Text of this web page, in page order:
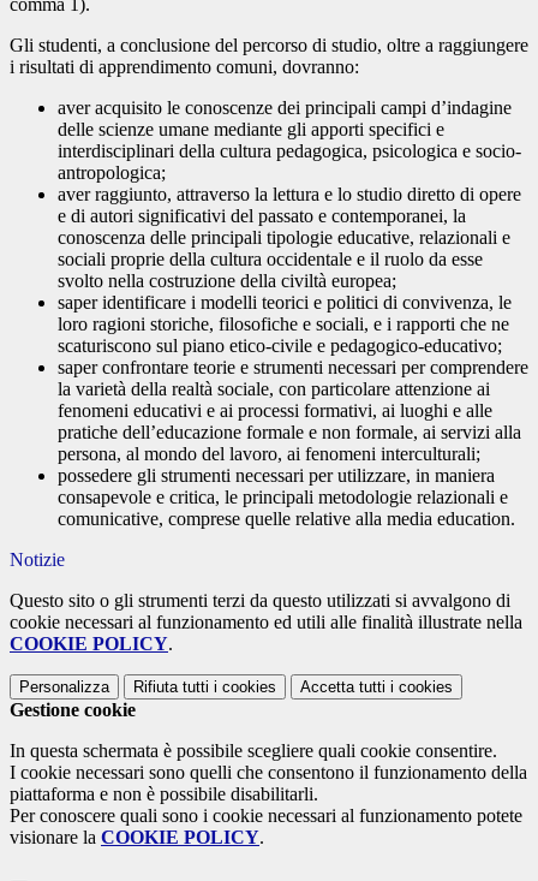
comma 1).
Gli studenti, a conclusione del percorso di studio, oltre a raggiungere
i risultati di apprendimento comuni, dovranno:
aver acquisito le conoscenze dei principali campi d’indagine
delle scienze umane mediante gli apporti specifici e
interdisciplinari della cultura pedagogica, psicologica e socio-
antropologica;
aver raggiunto, attraverso la lettura e lo studio diretto di opere
e di autori significativi del passato e contemporanei, la
conoscenza delle principali tipologie educative, relazionali e
sociali proprie della cultura occidentale e il ruolo da esse
svolto nella costruzione della civiltà europea;
saper identificare i modelli teorici e politici di convivenza, le
loro ragioni storiche, filosofiche e sociali, e i rapporti che ne
scaturiscono sul piano etico-civile e pedagogico-educativo;
saper confrontare teorie e strumenti necessari per comprendere
la varietà della realtà sociale, con particolare attenzione ai
fenomeni educativi e ai processi formativi, ai luoghi e alle
pratiche dell’educazione formale e non formale, ai servizi alla
persona, al mondo del lavoro, ai fenomeni interculturali;
possedere gli strumenti necessari per utilizzare, in maniera
consapevole e critica, le principali metodologie relazionali e
comunicative, comprese quelle relative alla media education.
Notizie
Questo sito o gli strumenti terzi da questo utilizzati si avvalgono di
cookie necessari al funzionamento ed utili alle finalità illustrate nella
COOKIE POLICY.
Personalizza Rifiuta tutti i cookies Accetta tutti i cookies
Gestione cookie
In questa schermata è possibile scegliere quali cookie consentire.
I cookie necessari sono quelli che consentono il funzionamento della
piattaforma e non è possibile disabilitarli.
Per conoscere quali sono i cookie necessari al funzionamento potete
visionare la COOKIE POLICY.